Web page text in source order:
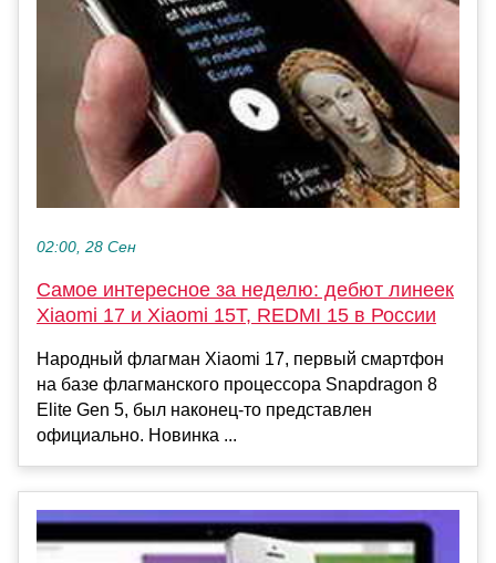
02:00, 28 Сен
Самое интересное за неделю: дебют линеек
Xiaomi 17 и Xiaomi 15T, REDMI 15 в России
Народный флагман Xiaomi 17, первый смартфон
на базе флагманского процессора Snapdragon 8
Elite Gen 5, был наконец-то представлен
официально. Новинка ...